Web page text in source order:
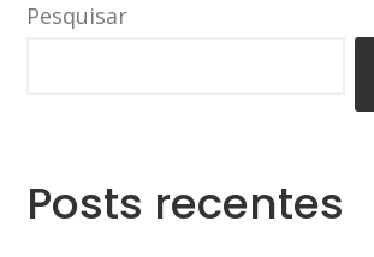
Pesquisar
Posts recentes